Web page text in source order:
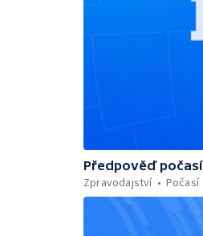
Předpověď počasí
Zpravodajství
Počasí